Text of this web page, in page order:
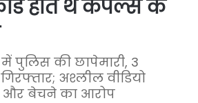
होते थे कपल्स के
पुलिस की छापेमारी, 3
अश्लील वीडियो
बेचने का आरोप